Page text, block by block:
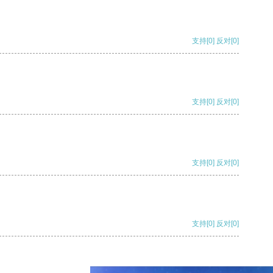
支持[0] 反对[0]
支持[0] 反对[0]
支持[0] 反对[0]
支持[0] 反对[0]